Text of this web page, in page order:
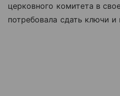
церковного комитета в
потребовала сдать ключи